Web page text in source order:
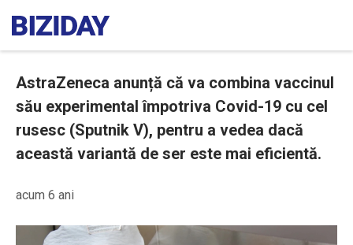
AstraZeneca anunță că va combina vaccinul
său experimental împotriva Covid-19 cu cel
rusesc (Sputnik V), pentru a vedea dacă
această variantă de ser este mai eficientă.
acum 6 ani